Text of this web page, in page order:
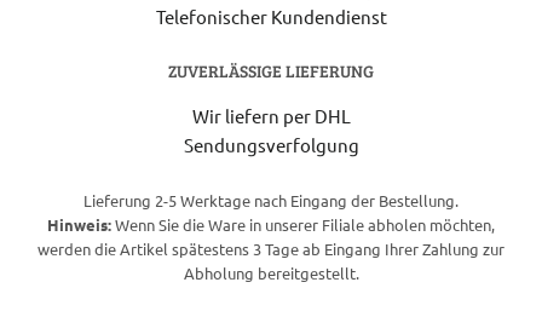
Telefonischer Kundendienst
ZUVERLÄSSIGE LIEFERUNG
Wir liefern per DHL
Sendungsverfolgung
Lieferung 2-5 Werktage nach Eingang der Bestellung.
Hinweis:Wenn Sie die Ware in unserer Filiale abholen möchten,
werden die Artikel spätestens 3 Tage ab Eingang Ihrer Zahlung zur
Abholung bereitgestellt.